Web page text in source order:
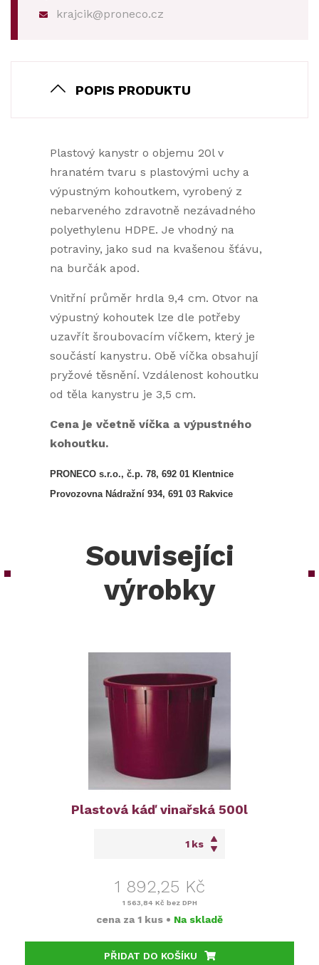
krajcik@proneco.cz
POPIS PRODUKTU
Plastový kanystr o objemu 20l v
hranatém tvaru s plastovými uchy a
výpustným kohoutkem, vyrobený z
nebarveného zdravotně nezávadného
polyethylenu HDPE. Je vhodný na
potraviny, jako sud na kvašenou šťávu,
na burčák apod.
Vnitřní průměr hrdla 9,4 cm. Otvor na
výpustný kohoutek lze dle potřeby
uzavřít šroubovacím víčkem, který je
součástí kanystru. Obě víčka obsahují
pryžové těsnění. Vzdálenost kohoutku
od těla kanystru je 3,5 cm.
Cena je včetně víčka a výpustného
kohoutku.
PRONECO s.r.o., č.p. 78, 692 01 Klentnice
Provozovna Nádražní 934, 691 03 Rakvice
Souvisejíci
výrobky
Plastová káď vinařská 500l
ks
1 892,25 Kč
1 563,84 Kč bez DPH
cena za 1 kus • Na skladě
PŘIDAT DO KOŠÍKU